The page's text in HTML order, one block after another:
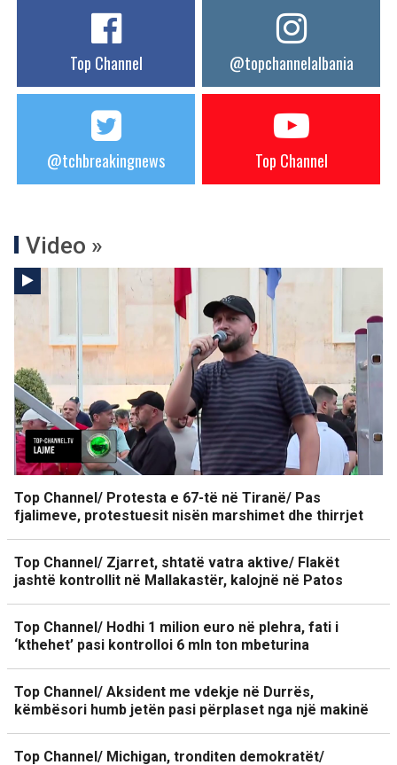
Top Channel @topchannelalbania
@tchbreakingnews Top Channel
Video »
Top Channel/ Protesta e 67-të në Tiranë/ Pas
fjalimeve, protestuesit nisën marshimet dhe thirrjet
Top Channel/ Zjarret, shtatë vatra aktive/ Flakët
jashtë kontrollit në Mallakastër, kalojnë në Patos
Top Channel/ Hodhi 1 milion euro në plehra, fati i
‘kthehet’ pasi kontrolloi 6 mln ton mbeturina
Top Channel/ Aksident me vdekje në Durrës,
këmbësori humb jetën pasi përplaset nga një makinë
Top Channel/ Michigan, tronditen demokratët/